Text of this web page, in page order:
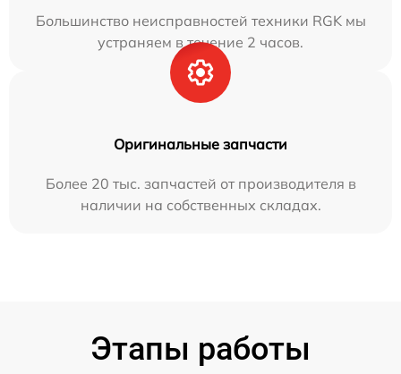
Большинство неисправностей техники RGK мы
устраняем в течение 2 часов.
Оригинальные запчасти
Более 20 тыс. запчастей от производителя в
наличии на собственных складах.
Этапы работы